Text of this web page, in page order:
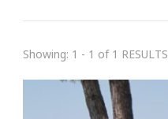
Showing: 1 - 1 of 1 RESULTS